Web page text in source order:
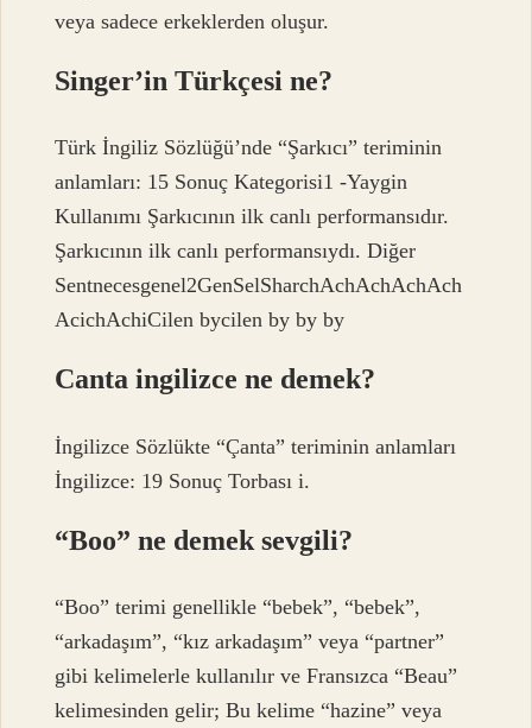
veya sadece erkeklerden oluşur.
Singer’in Türkçesi ne?
Türk İngiliz Sözlüğü’nde “Şarkıcı” teriminin
anlamları: 15 Sonuç Kategorisi1 -Yaygin
Kullanımı Şarkıcının ilk canlı performansıdır.
Şarkıcının ilk canlı performansıydı. Diğer
Sentnecesgenel2GenSelSharchAchAchAchAch
AcichAchiCilen bycilen by by by
Canta ingilizce ne demek?
İngilizce Sözlükte “Çanta” teriminin anlamları
İngilizce: 19 Sonuç Torbası i.
“Boo” ne demek sevgili?
“Boo” terimi genellikle “bebek”, “bebek”,
“arkadaşım”, “kız arkadaşım” veya “partner”
gibi kelimelerle kullanılır ve Fransızca “Beau”
kelimesinden gelir; Bu kelime “hazine” veya